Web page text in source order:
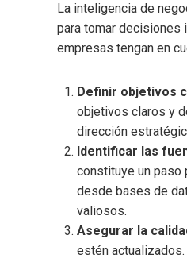
La inteligencia de
para tomar decisiones
empresas tengan en
Definir objetivos
objetivos claros y
dirección
Identificar las
constituye un paso
desde bases de
valiosos.
Asegurar la
estén